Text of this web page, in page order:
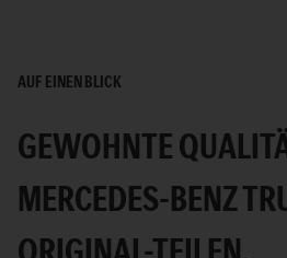
AUF EINEN BLICK
GEWOHNTE
MERCEDES-BENZ